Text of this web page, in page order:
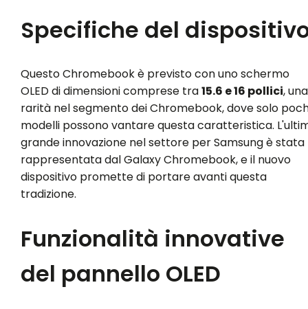
Specifiche del
Questo Chromebook è previsto con uno schermo
OLED di dimensioni comprese tra15.6 e 16 pollici, una
rarità nel segmento dei Chromebook, dove solo
modelli possono vantare questa caratteristica.
grande innovazione nel settore per Samsung è stata
rappresentata dal Galaxy Chromebook, e il nuovo
dispositivo promette di portare avanti questa
tradizione.
Funzionalità innovative
del pannello OLED